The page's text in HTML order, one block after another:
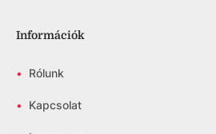
Információk
• Rólunk
• Kapcsolat